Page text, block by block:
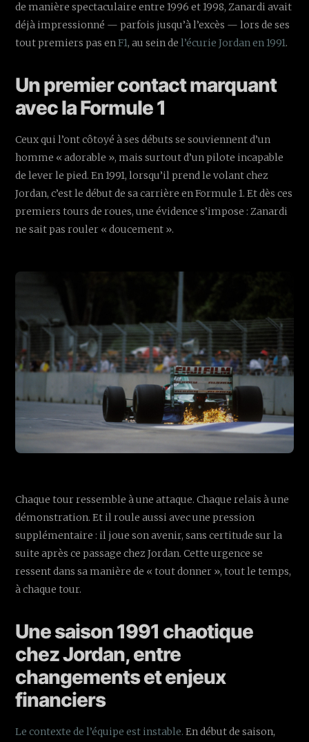
de manière spectaculaire entre 1996 et 1998, Zanardi avait
déjà impressionné — parfois jusqu’à l’excès — lors de ses
tout premiers pas enF1, au sein del’écurie Jordan en 1991.
Un premier contact marquant
avec la Formule 1
Ceux qui l’ont côtoyé à ses débuts se souviennent d’un
homme « adorable », mais surtout d’un pilote incapable
de lever le pied. En 1991, lorsqu’il prend le volant chez
Jordan, c’est le début de sa carrière en Formule 1. Et dès ces
premiers tours de roues, une évidence s’impose : Zanardi
ne sait pas rouler « doucement ».
Chaque tour ressemble à une attaque. Chaque relais à une
démonstration. Et il roule aussi avec une pression
supplémentaire : il joue son avenir, sans certitude sur la
suite après ce passage chez Jordan. Cette urgence se
ressent dans sa manière de « tout donner », tout le temps,
à chaque tour.
Une saison 1991 chaotique
chez Jordan, entre
changements et enjeux
financiers
Le contexte de l’équipe est instable. En début de saison,